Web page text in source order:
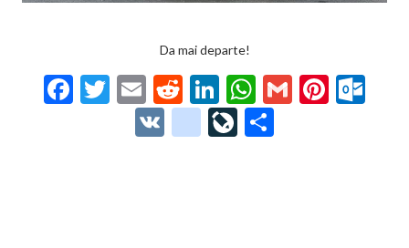
Da mai departe!
F T
w
itt
E
m
ai
R
e
d
Li
n
ke
W
h
at
G Pi
V
g
Li